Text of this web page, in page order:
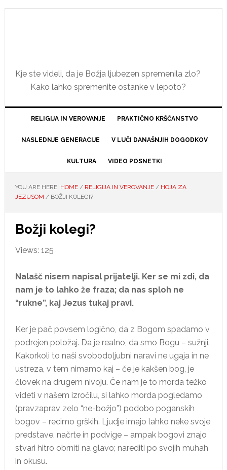
Skip
Skip
Skip
Skip
Kje ste videli, da je Božja ljubezen spremenila zlo?
Kako lahko spremenite ostanke v lepoto?
RELIGIJA IN VEROVANJE PRAKTIČNO KRŠČANSTVO
NASLEDNJE GENERACIJE V LUČI DANAŠNJIH DOGODKOV
KULTURA VIDEO POSNETKI
YOU ARE HERE: HOME / RELIGIJA IN VEROVANJE / HOJA ZA
JEZUSOM /BOŽJI KOLEGI?
Božji kolegi?
Views: 125
Nalašč nisem napisal prijatelji. Ker se mi zdi, da
nam je to lahko že fraza; da nas sploh ne
“rukne”, kaj Jezus tukaj pravi.
Ker je pač povsem logično, da z Bogom spadamo v
podrejen položaj. Da je realno, da smo Bogu – sužnji.
Kakorkoli to naši svobodoljubni naravi ne ugaja in ne
ustreza, v tem nimamo kaj – če je kakšen bog, je
človek na drugem nivoju. Če nam je to morda težko
videti v našem izročilu, si lahko morda pogledamo
(pravzaprav zelo “ne-božjo”) podobo poganskih
bogov – recimo grških. Ljudje imajo lahko neke svoje
predstave, načrte in podvige – ampak bogovi znajo
stvari hitro obrniti na glavo; narediti po svojih muhah
in okusu.